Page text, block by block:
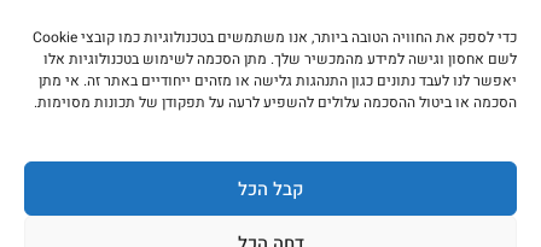
כדי לספק את החוויה הטובה ביותר, אנו משתמשים בטכנולוגיות כמו קובצי Cookie
לשם אחסון וגישה למידע מהמכשיר שלך. מתן הסכמה לשימוש בטכנולוגיות אלו
יאפשר לנו לעבד נתונים כגון התנהגות גלישה או מזהים ייחודיים באתר זה. אי מתן
הסכמה או ביטול ההסכמה עלולים להשפיע לרעה על תפקודן של תכונות מסוימות.
קבל הכל
אווז
בשר בקר משובח
בשר בקר עגלה משובח
בשר למעשנת
הודו
חלקים אחוריים
מיוחדי מסורת1
נתחי פנים
עוף